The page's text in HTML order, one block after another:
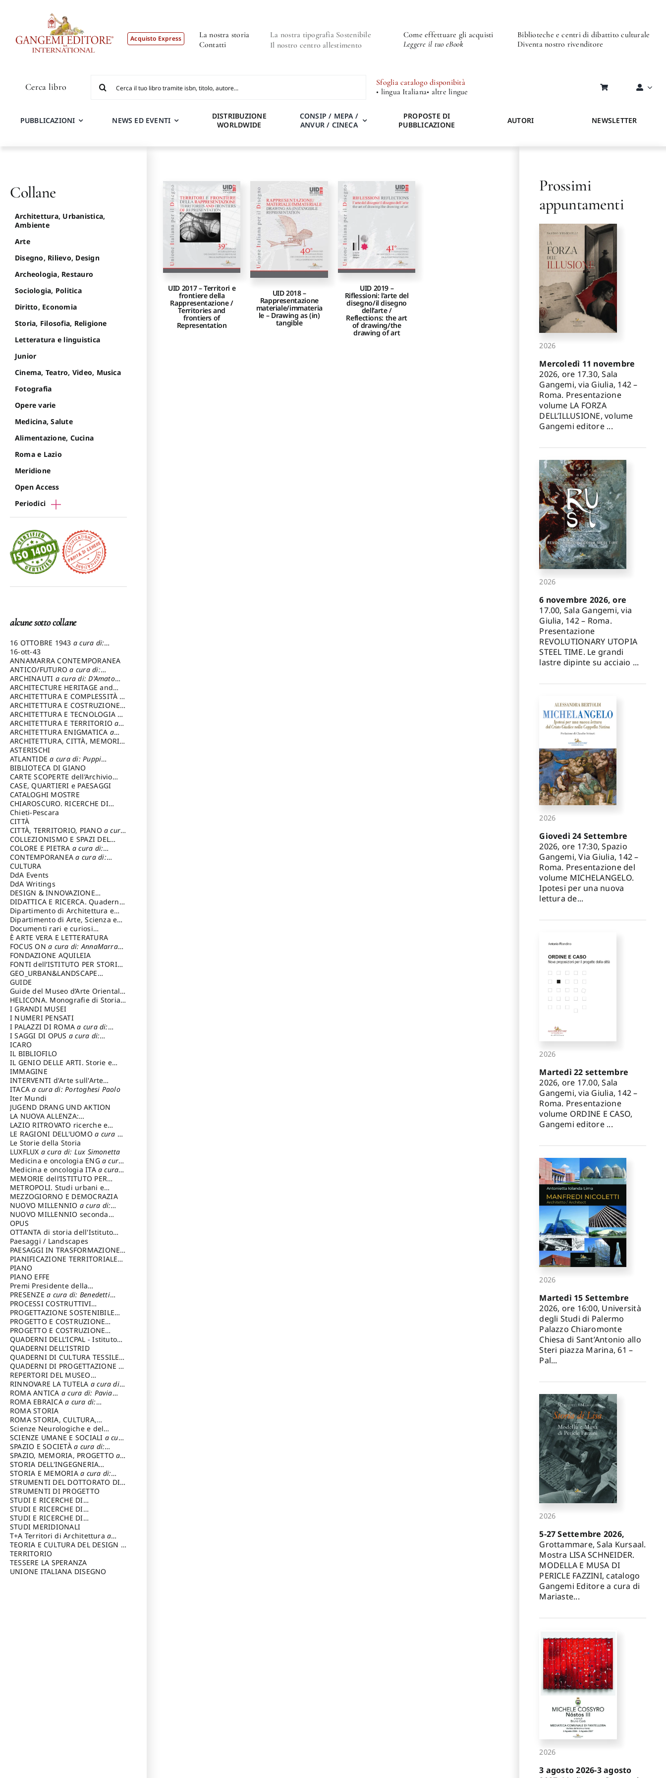
Acquisto Express
La nostra storia
Contatti
La nostra tipografia Sostenibile
Il nostro centro allestimento
Come effettuare gli acquisti
Leggere il tuo eBook
Biblioteche e centri di dibattito culturale
Diventa nostro rivenditore
Cerca libro
per:
Sfoglia catalogo disponibità
• lingua Italiana• altre lingue
PUBBLICAZIONI NEWS ED EVENTI
DISTRIBUZIONE
WORLDWIDE
CONSIP / MEPA /
ANVUR / CINECA
PROPOSTE DI
PUBBLICAZIONE
AUTORI NEWSLETTER
UID 2017 – Territori e
frontiere della
Rappresentazione /
Territories and
frontiers of
Representation
UID 2018 –
Rappresentazione
materiale/immateria
le – Drawing as (in)
tangible
UID 2019 –
Riflessioni: l’arte del
disegno/il disegno
dell’arte /
Reflections: the art
of drawing/the
drawing of art
Collane
Architettura, Urbanistica,
Ambiente
Arte
Disegno, Rilievo, Design
Archeologia, Restauro
Sociologia, Politica
Diritto, Economia
Storia, Filosofia, Religione
Letteratura e linguistica
Junior
Cinema, Teatro, Video, Musica
Fotografia
Opere varie
Medicina, Salute
Alimentazione, Cucina
Roma e Lazio
Meridione
Open Access
Periodici
alcune sotto collane
16 OTTOBRE 1943 a cura di:
Pezzetti Marcello
16-ott-43
ANNAMARRA CONTEMPORANEA
ANTICO/FUTUROa cura di:
Varagnoli Claudio
ARCHINAUTI a cura di: D'Amato
Claudio
ARCHITECTURE HERITAGE and
DESIGN
ARCHITETTURA E COMPLESSITÀ a
cura di: Piva Antonio
ARCHITETTURA E COSTRUZIONEa
cura di: Poretti Sergio
ARCHITETTURA E TECNOLOGIA a
cura di: Carrara Gianfranco
ARCHITETTURA E TERRITORIOa
cura di: Pietrogrande Enrico
ARCHITETTURA ENIGMATICA a
cura di: Lenci Ruggero
ARCHITETTURA, CITTÀ, MEMORIA
a cura di: Valeriani Enrico
ASTERISCHI
ATLANTIDEa cura di: Puppi
Lionello
BIBLIOTECA DI GIANO
CARTE SCOPERTE dell’Archivio
Storico Capitolino
CASE, QUARTIERI e PAESAGGI
CATALOGHI MOSTRE
CHIAROSCURO. RICERCHE DI
STORIA E STORIA DELL'ARTE
cura di: Di Carpegna Falconieri
Tommaso
Chieti-Pescara
CITTÀ
CITTÀ, TERRITORIO, PIANO a cura
di: Imbesi Giuseppe
COLLEZIONISMO E SPAZI DEL
COLLEZIONISMO a cura di:
Magnani Lauro
COLORE E PIETRA a cura di:
Selvaggi Giuseppe
CONTEMPORANEAa cura di:
Gubinelli Luna
CULTURA
DdA Events
DdA Writings
DESIGN & INNOVAZIONE
TECNOLOGICAa cura di: Vallicelli
Andrea
DIDATTICA E RICERCA. Quaderni
della Scuola
Dipartimento di Architettura e
Analisi della Città Mediterranea
Dipartimento di Arte, Scienza e
Tecnica del Costuire
Documenti rari e curiosi
dall'Archivio Segreto
È ARTE VERA E LETTERATURA
FOCUS ONa cura di: AnnaMarra
Contemporanea
FONDAZIONE AQUILEIA
FONTI dell’ISTITUTO PER STORIA
DEL RISORGIMENTO
GEO_URBAN&LANDSCAPE
PLANNING (GULP)
Trusiani Elio
GUIDE
Guide del Museo d’Arte Orientale
“Giuseppe Tucci”
HELICONA. Monografie di Storia
dell'Artea cura di: Gallo Marco
I GRANDI MUSEI
I NUMERI PENSATI
I PALAZZI DI ROMAa cura di:
Ippoliti Alessandro
I SAGGI DI OPUS a cura di:
Scalesse Tommaso
ICARO
IL BIBLIOFILO
IL GENIO DELLE ARTI. Storie e
interpretazione
IMMAGINE
INTERVENTI d'Arte sull'Arte
dedicata alla cultura della
conservazione d’arte
Fondazione Paola Droghetti onlus
ITACAa cura di: Portoghesi Paolo
Iter Mundi
JUGEND DRANG UND AKTION
LA NUOVA ALLENZA:
ARCHITETTURA & AMBIENTE
LAZIO RITROVATO ricerche e
restauri
LE RAGIONI DELL'UOMOa cura di:
Lombardi Satriani Luigi
Le Storie della Storia
LUXFLUX a cura di: Lux Simonetta
Medicina e oncologia ENG a cura
di: Lopez Massimo
Medicina e oncologia ITA a cura
di: Lopez Massimo
MEMORIE dell’ISTITUTO PER
STORIA DEL RISORGIMENTO
METROPOLI. Studi urbani e
regionali
MEZZOGIORNO E DEMOCRAZIA
NUOVO MILLENNIO a cura di:
Capaldo Pellegrino
NUOVO MILLENNIO seconda
serie
Francesco
OPUS
OTTANTA di storia dell'Istituto
storia dell’Istitutoa cura di:
Cavalieri Patrizia
Paesaggi / Landscapes
PAESAGGI IN TRASFORMAZIONEa
cura di: Corti Enrico A.
PIANIFICAZIONE TERRITORIALE
URBANISTICA ED AMBIENTALE
cura di: Costa Enrico
PIANO
PIANO EFFE
Premi Presidente della
Repubblica
PRESENZEa cura di: Benedetti
Sandro
PROCESSI COSTRUTTIVI
DELL'ARCHITETTURAa cura di:
Ippoliti Alessandro
PROGETTAZIONE SOSTENIBILE
PARTECIPATA
PROGETTO E COSTRUZIONE
DELL’ARCHITETTURA
PROGETTO E COSTRUZIONE
SOSTENIBILE
QUADERNI DELL'ICPAL - Istituto
centrale per il restauro e la
conservazione del patrimonio
archivistico e librario
QUADERNI DELL'ISTRID
QUADERNI DI CULTURA TESSILEa
cura di: Crispolti Livia
QUADERNI DI PROGETTAZIONE a
cura di: Giura Longo Tommaso
REPERTORI DEL MUSEO
CENTRALE DEL RISORGIMENTOa
cura di: Pizzo Marco
RINNOVARE LA TUTELA a cura di:
Cicalò Enrico
ROMA ANTICA a cura di: Pavia
Carlo
ROMA EBRAICAa cura di:
Procaccia Claudio
ROMA STORIA
ROMA STORIA, CULTURA,
IMMAGINEa cura di: Fagiolo
Marcello
Scienze Neurologiche e del
Comportamento
SCIENZE UMANE E SOCIALI a cura
di: Iannizzi Salvatore
SPAZIO E SOCIETÀa cura di:
Cassetti Roberto
SPAZIO, MEMORIA, PROGETTOa
cura di: Rossi Massimo
STORIA DELL'INGEGNERIA
STRUTTURALE IN ITALIAa cura di:
Poretti Sergio
STORIA E MEMORIAa cura di:
Rossi Lauro
STRUMENTI DEL DOTTORATO DI
RICERCA IN RILIEVO E
RAPPRESENTAZIONE
DELL’ARCHITETTURA E
DELL’AMBIENTEa cura di: Migliari
Riccardo
STRUMENTI DI PROGETTO
STUDI E RICERCHE DI
ARCHEOLOGIA IN SICILIA
di: Pelagatti Paola
STUDI E RICERCHE DI
ARCHITETTURA del Dipartimento
di Architettura Università degli
Studi G. d' Annunzio
STUDI E RICERCHE DI
ARCHITETTURA del Dipartimento
di Architettura Università degli
Studi G. d' Annunzio, Chieti-
Pescaraa cura di: Fusero Paolo
STUDI MERIDIONALI
T+A Territori di Architetturaa
cura di: Ramazzotti Luigi
TEORIA E CULTURA DEL DESIGN a
cura di: Furlanis Giuseppe
TERRITORIO
TESSERE LA SPERANZA
UNIONE ITALIANA DISEGNO
Prossimi
appuntamenti
2026
Mercoledì 11 novembre
2026, ore 17.30, Sala
Gangemi, via Giulia, 142 –
Roma. Presentazione
volume LA FORZA
DELL’ILLUSIONE, volume
Gangemi editore ...
2026
6 novembre 2026, ore
17.00, Sala Gangemi, via
Giulia, 142 – Roma.
Presentazione
REVOLUTIONARY UTOPIA
STEEL TIME. Le grandi
lastre dipinte su acciaio ...
2026
Giovedì 24 Settembre
2026, ore 17:30, Spazio
Gangemi, Via Giulia, 142 –
Roma. Presentazione del
volume MICHELANGELO.
Ipotesi per una nuova
lettura de...
2026
Martedì 22 settembre
2026, ore 17.00, Sala
Gangemi, via Giulia, 142 –
Roma. Presentazione
volume ORDINE E CASO,
Gangemi editore ...
2026
Martedì 15 Settembre
2026, ore 16:00, Università
degli Studi di Palermo
Palazzo Chiaromonte
Chiesa di Sant’Antonio allo
Steri piazza Marina, 61 –
Pal...
2026
5-27 Settembre 2026,
Grottammare, Sala Kursaal.
Mostra LISA SCHNEIDER.
MODELLA E MUSA DI
PERICLE FAZZINI, catalogo
Gangemi Editore a cura di
Mariaste...
2026
3 agosto 2026-3 agosto